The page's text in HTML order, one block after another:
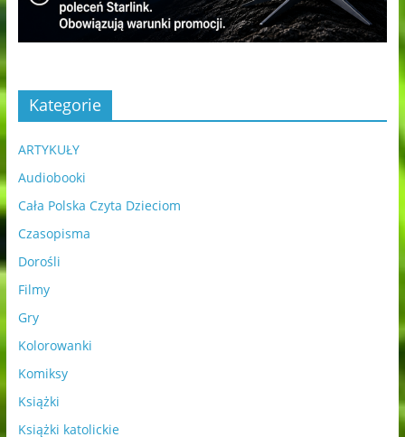
Kategorie
ARTYKUŁY
Audiobooki
Cała Polska Czyta Dzieciom
Czasopisma
Dorośli
Filmy
Gry
Kolorowanki
Komiksy
Książki
Książki katolickie